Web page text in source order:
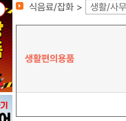
식음료/잡화 > 생활/사
생활편의용품